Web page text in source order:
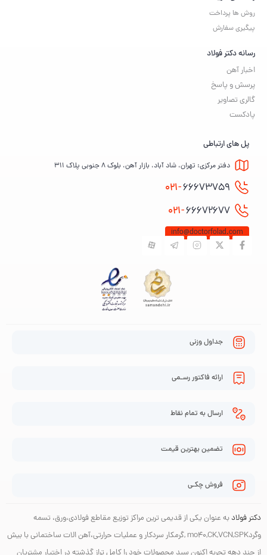
روش ها پرداخت
پیگیری سفارش
رسانه دکتر فولاد
اخبار آهن
پرسش و پاسخ
گالری تصاویر
پادکست
پل های ارتباطی
دفتر مرکزی: تهران، شاد آباد، بازار آهن، بلوک ۸ جنوبی پلاک ۳۱۱
021-66673759
021-66672677
info@doctorfolad.com
جداول وزنی
ارائه فاکتور رسـمی
ارسال به تمام نقاط
تضمین بهترین قیمت
فروش چکـی
دکتر فولاد به عنوان یکی از قدیمی ترین مراکز توزیع مقاطع فولادی،ورق، تسمه
وگردmo40,CK,VCN,SPK ,گرمکار سردکار و عملیات حرارتی،آهن الات ساختمانی با بیش